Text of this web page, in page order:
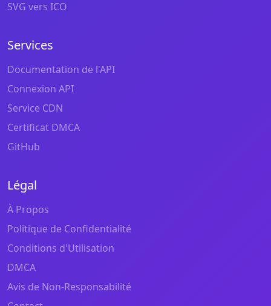
SVG vers ICO
Services
Documentation de l'API
Connexion API
Service CDN
Certificat DMCA
GitHub
Légal
À Propos
Politique de Confidentialité
Conditions d'Utilisation
DMCA
Avis de Non-Responsabilité